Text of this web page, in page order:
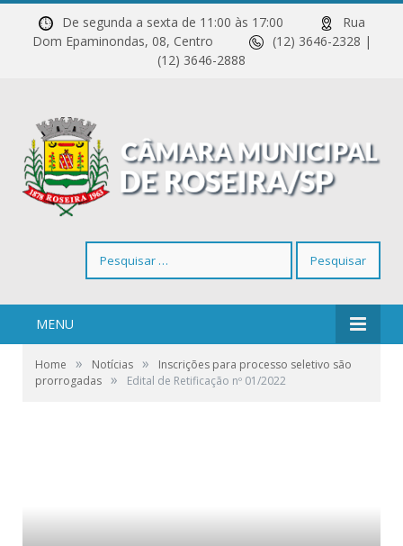
De segunda a sexta de 11:00 às 17:00
Rua
Dom Epaminondas, 08, Centro
(12) 3646-2328 |
(12) 3646-2888
por:
MENU
Home » Notícias »
Inscrições para processo seletivo são
prorrogadas » Edital de Retificação nº 01/2022